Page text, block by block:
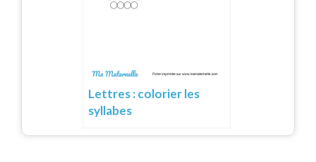
Lettres : colorier les
syllabes